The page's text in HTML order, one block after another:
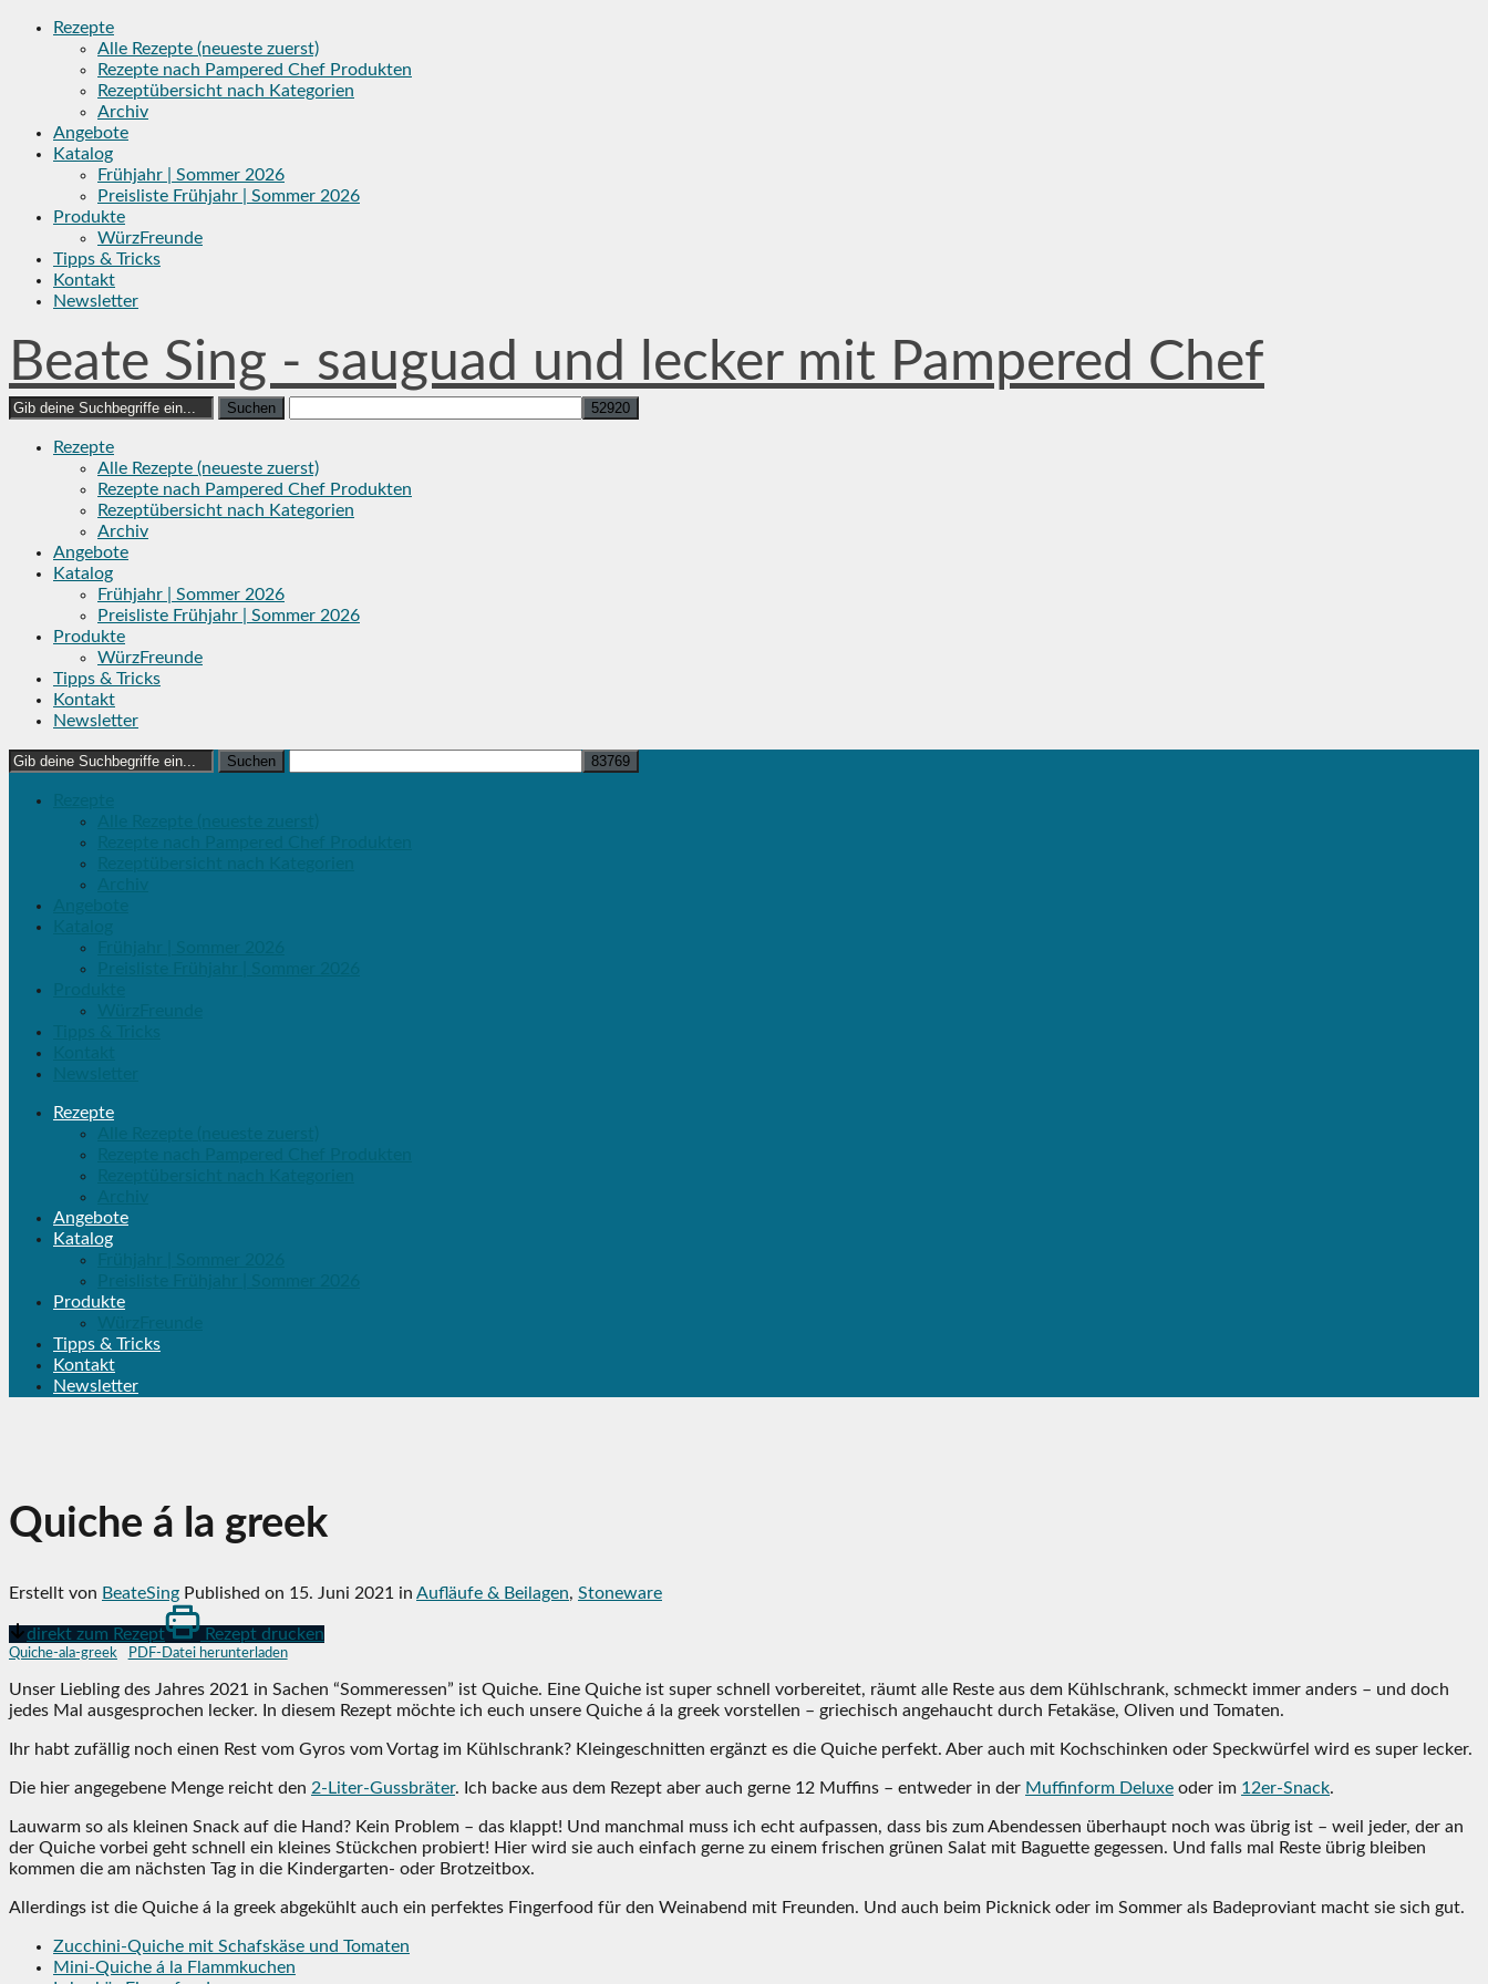
Skip
Rezepte
Alle Rezepte (neueste zuerst)
Rezepte nach Pampered Chef Produkten
Rezeptübersicht nach Kategorien
Archiv
Angebote
Katalog
Frühjahr | Sommer 2026
Preisliste Frühjahr | Sommer 2026
Produkte
WürzFreunde
Tipps & Tricks
Kontakt
Newsletter
Beate Sing - sauguad und lecker mit Pampered Chef
Search
Rezepte
Alle Rezepte (neueste zuerst)
Rezepte nach Pampered Chef Produkten
Rezeptübersicht nach Kategorien
Archiv
Angebote
Katalog
Frühjahr | Sommer 2026
Preisliste Frühjahr | Sommer 2026
Produkte
WürzFreunde
Tipps & Tricks
Kontakt
Newsletter
Search
Rezepte
Angebote
Katalog
Produkte
Tipps & Tricks
Kontakt
Newsletter
Quiche á la greek
Erstellt von BeateSing Published on 15. Juni 2021 in Aufläufe & Beilagen, Stoneware
direkt zum Rezept Rezept drucken
Quiche-ala-greek PDF-Datei herunterladen
Unser Liebling des Jahres 2021 in Sachen “Sommeressen” ist Quiche. Eine Quiche ist super schnell vorbereitet, räumt alle Reste aus dem Kühlschrank, schmeckt immer anders – und doch
jedes Mal ausgesprochen lecker. In diesem Rezept möchte ich euch unsere Quiche á la greek vorstellen – griechisch angehaucht durch Fetakäse, Oliven und Tomaten.
Ihr habt zufällig noch einen Rest vom Gyros vom Vortag im Kühlschrank? Kleingeschnitten ergänzt es die Quiche perfekt. Aber auch mit Kochschinken oder Speckwürfel wird es super lecker.
Die hier angegebene Menge reicht den 2-Liter-Gussbräter. Ich backe aus dem Rezept aber auch gerne 12 Muffins – entweder in der Muffinform Deluxe oder im 12er-Snack.
Lauwarm so als kleinen Snack auf die Hand? Kein Problem – das klappt! Und manchmal muss ich echt aufpassen, dass bis zum Abendessen überhaupt noch was übrig ist – weil jeder, der an
der Quiche vorbei geht schnell ein kleines Stückchen probiert! Hier wird sie auch einfach gerne zu einem frischen grünen Salat mit Baguette gegessen. Und falls mal Reste übrig bleiben
kommen die am nächsten Tag in die Kindergarten- oder Brotzeitbox.
Allerdings ist die Quiche á la greek abgekühlt auch ein perfektes Fingerfood für den Weinabend mit Freunden. Und auch beim Picknick oder im Sommer als Badeproviant macht sie sich gut.
Zucchini-Quiche mit Schafskäse und Tomaten
Mini-Quiche á la Flammkuchen